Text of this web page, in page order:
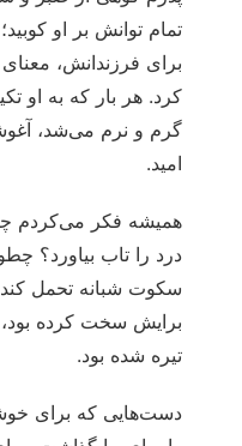
تمام توانش بر او
برای فرزندانش،
کرد. هر بار که به او
گرم و نرم می‌شد،
امید.
همیشه فکر می‌کردم
درد را تاب بیاورد؟
سکوت شبانه تحمل
برایش سخت کرده
تیره شده بود.
دست‌هایی که برای